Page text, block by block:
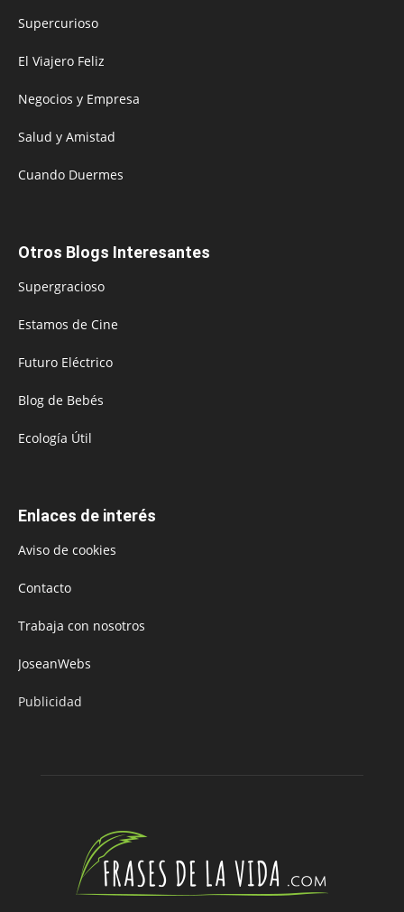
Supercurioso
El Viajero Feliz
Negocios y Empresa
Salud y Amistad
Cuando Duermes
Otros Blogs Interesantes
Supergracioso
Estamos de Cine
Futuro Eléctrico
Blog de Bebés
Ecología Útil
Enlaces de interés
Aviso de cookies
Contacto
Trabaja con nosotros
JoseanWebs
Publicidad